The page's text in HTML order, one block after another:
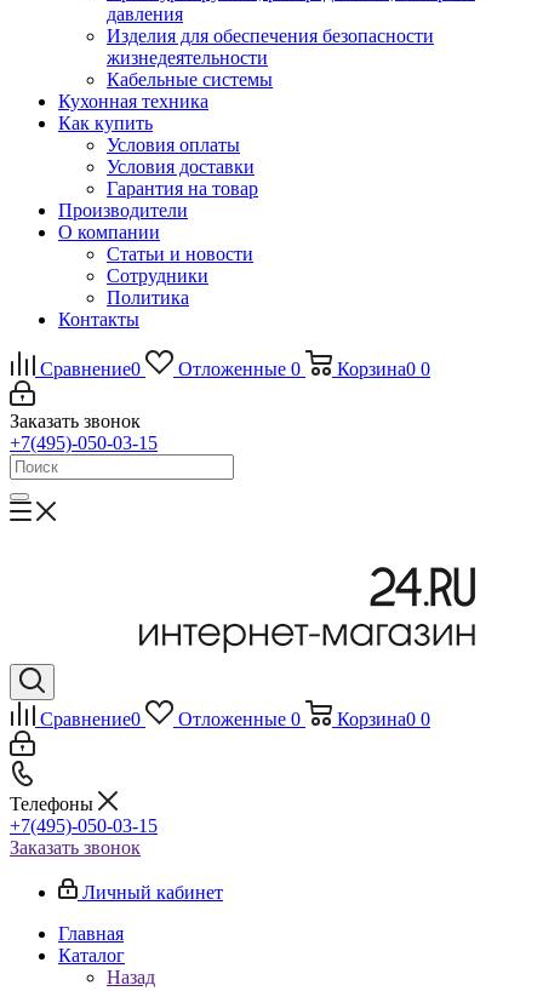
давления
Изделия для обеспечения безопасности
жизнедеятельности
Кабельные системы
Кухонная техника
Как купить
Условия оплаты
Условия доставки
Гарантия на товар
Производители
О компании
Статьи и новости
Сотрудники
Политика
Контакты
Сравнение0 Отложенные 0 Корзина0 0
Заказать звонок
+7(495)-050-03-15
Сравнение0 Отложенные 0 Корзина0 0
Телефоны
+7(495)-050-03-15
Заказать звонок
Личный кабинет
Главная
Каталог
Назад